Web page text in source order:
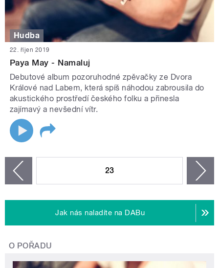
Hudba
22. říjen 2019
Paya May - Namaluj
Debutové album pozoruhodné zpěvačky ze Dvora
Králové nad Labem, která spíš náhodou zabrousila do
akustického prostředí českého folku a přinesla
zajímavý a nevšední vítr.
23
Jak nás naladíte na DABu
O POŘADU